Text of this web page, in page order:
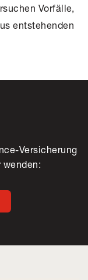
Vorfälle,
entstehenden
Versicherung
wenden: